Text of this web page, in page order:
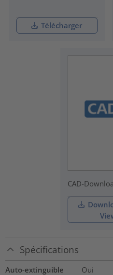
Télécharger
CAD-
Spécifications
Auto-extinguible
Oui